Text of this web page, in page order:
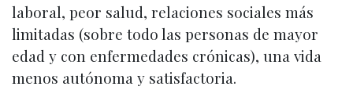
laboral, peor salud, relaciones sociales más
limitadas (sobre todo las personas de mayor
edad y con enfermedades crónicas), una vida
menos autónoma y satisfactoria.